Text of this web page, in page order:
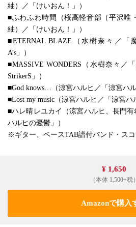
紬）／「けいおん！」）
■ふわふわ時間（桜高軽音部（平沢唯
紬）／「けいおん！」）
■ETERNAL BLAZE（水樹奈々／「
A’s」）
■MASSIVE WONDERS（水樹奈々／
StrikerS」）
■God knows…（涼宮ハルヒ／「涼宮ハ
■Lost my music（涼宮ハルヒ／「涼宮ハ
■ハレ晴レユカイ（涼宮ハルヒ、長門
ハルヒの憂鬱」）
※ギター、ベースTAB譜付バンド・ス
¥ 1,650
（本体 1,500+税）
Amazonで購入